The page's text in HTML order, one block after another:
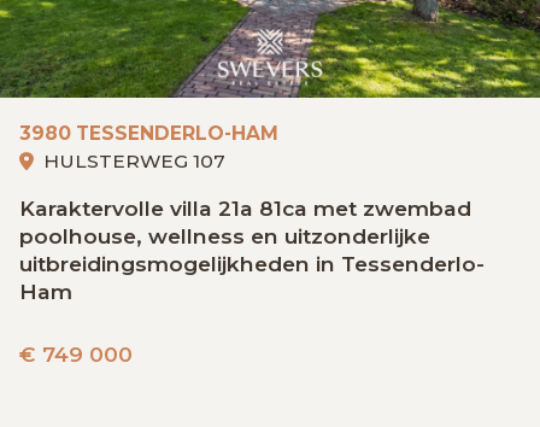
VACATURES MIJN FAVORIETEN
OVER ONS
VASTGOEDCAFÉ
3980 TESSENDERLO-HAM
HULSTERWEG 107
Karaktervolle villa 21a 81ca met zwembad
poolhouse, wellness en uitzonderlijke
uitbreidingsmogelijkheden in Tessenderlo-
Ham
€ 749 000